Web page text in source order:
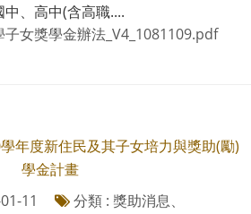
中、高中(含高職....
女獎學金辦法_V4_1081109.pdf
年度新住民及其子女培力與獎助(勵)
學金計畫
11
分類 : 獎助消息、